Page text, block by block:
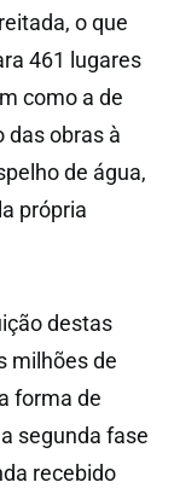
o que
461 lugares
como a de
das obras à
de água,
própria
destas
milhões de
forma de
segunda fase
recebido